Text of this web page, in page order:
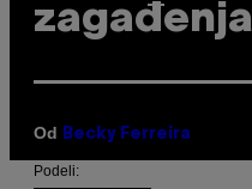
zagađenja
Od Becky Ferreira
Podeli: